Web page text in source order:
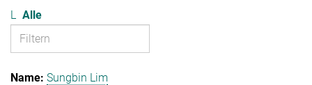
L Alle
Sungbin Lim